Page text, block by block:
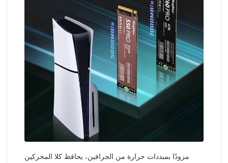
مزودًا بمبددات حرارة من الجرافين، يحافظ كلا المحركين